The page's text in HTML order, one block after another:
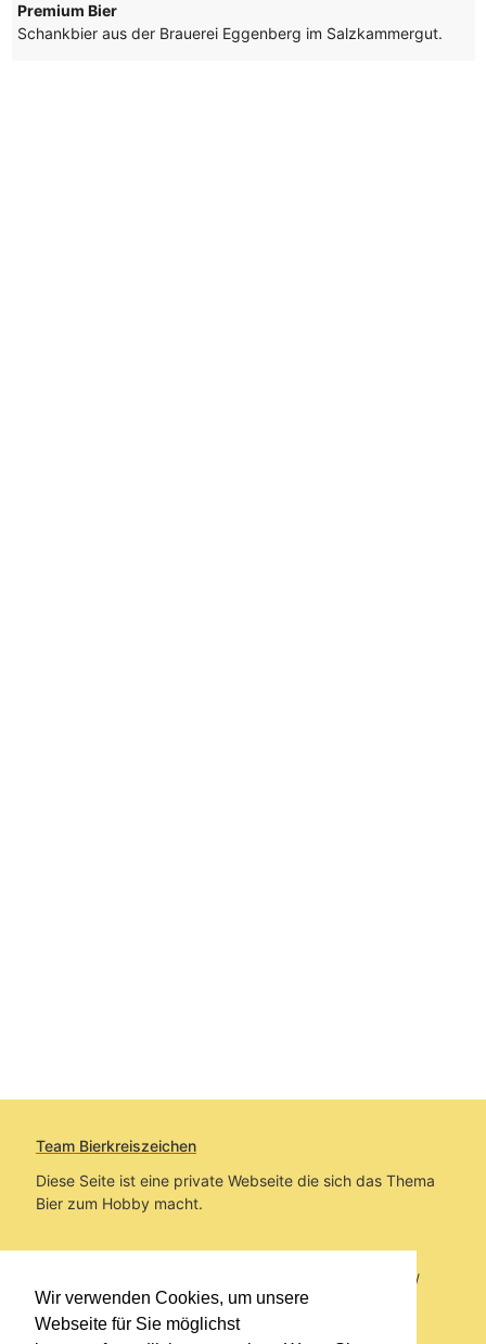
Wir verwenden Cookies, um unsere
Webseite für Sie möglichst
Premium Bier
Schankbier aus der Brauerei Eggenberg im Salzkammergut.
Team Bierkreiszeichen
Diese Seite ist eine private Webseite die sich das Thema
Bier zum Hobby macht.
Sie befinden sich auf https://www.bierkreiszeichen.at/
im Pfad:Bierkreiszeichen/Gesammelte Biere